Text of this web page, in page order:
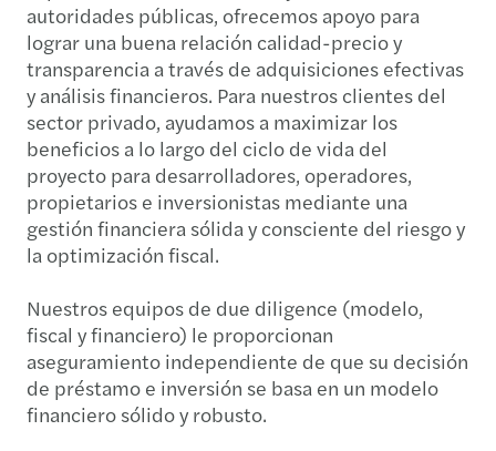
autoridades públicas, ofrecemos apoyo para
lograr una buena relación calidad-precio y
transparencia a través de adquisiciones efectivas
y análisis financieros. Para nuestros clientes del
sector privado, ayudamos a maximizar los
beneficios a lo largo del ciclo de vida del
proyecto para desarrolladores, operadores,
propietarios e inversionistas mediante una
gestión financiera sólida y consciente del riesgo y
la optimización fiscal.
Nuestros equipos de due diligence (modelo,
fiscal y financiero) le proporcionan
aseguramiento independiente de que su decisión
de préstamo e inversión se basa en un modelo
financiero sólido y robusto.